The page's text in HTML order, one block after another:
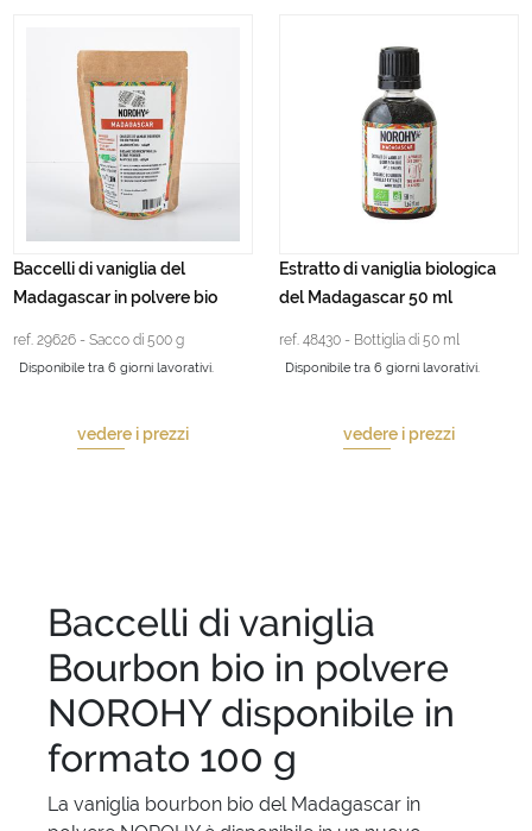
Baccelli di vaniglia del
Madagascar in polvere bio
ref. 29626 - Sacco di 500 g
Disponibile tra 6 giorni lavorativi.
vedere i prezzi
Estratto di vaniglia biologica
del Madagascar 50 ml
ref. 48430 - Bottiglia di 50 ml
Disponibile tra 6 giorni lavorativi.
vedere i prezzi
Baccelli di vaniglia
Bourbon bio in polvere
NOROHY disponibile in
formato 100 g
La vaniglia bourbon bio del Madagascar in